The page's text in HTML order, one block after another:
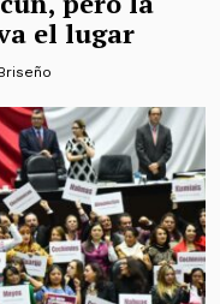
el lugar